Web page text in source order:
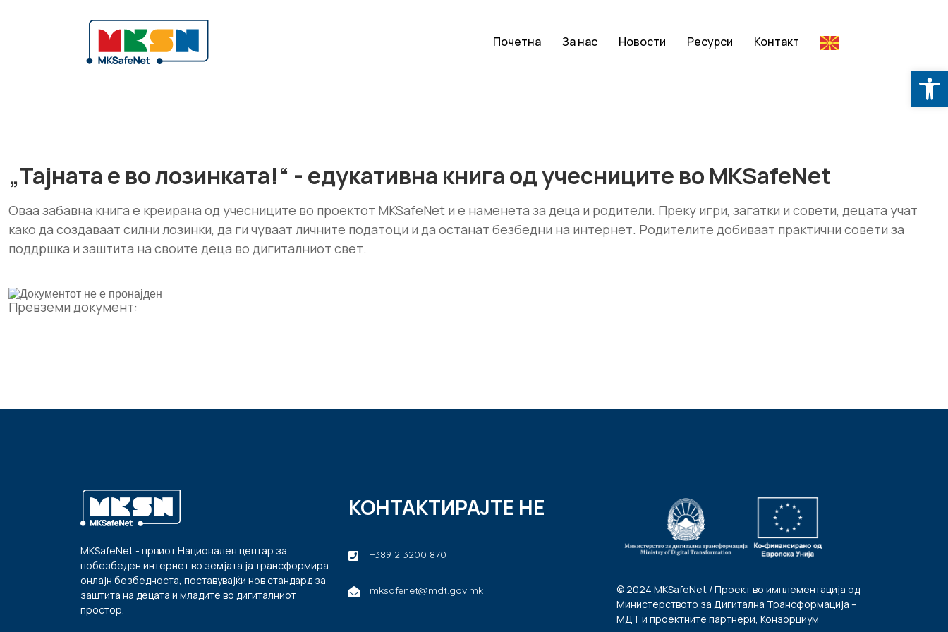
Почетна За нас Новости Ресурси Контакт
„Тајната е во лозинката!“ - едукативна книга од учесниците во MKSafeNet
Оваа забавна книга е креирана од учесниците во проектот MKSafeNet и е наменета за деца и родители. Преку игри, загатки и совети, децата учат
како да создаваат силни лозинки, да ги чуваат личните податоци и да останат безбедни на интернет. Родителите добиваат практични совети за
поддршка и заштита на своите деца во дигиталниот свет.
Превземи документ:
MKSafeNet - првиот Национален центар за
побезбеден интернет во земјата ја трансформира
онлајн безбедноста, поставувајќи нов стандард за
заштита на децата и младите во дигиталниот
простор.
КОНТАКТИРАЈТЕ НЕ
+389 2 3200 870
mksafenet@mdt.gov.mk
© 2024 MKSafeNet / Проект во имплементација од
Министерството за Дигитална Трансформација –
МДТ и проектните партнери, Конзорциум